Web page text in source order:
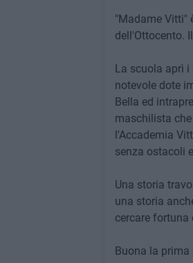
"Madame Vitti"
dell'Ottocento.
La scuola aprì
notevole dote
Bella ed
maschilista
l'Accademia
senza ostacoli
Una storia
una storia
cercare fortuna
Buona la